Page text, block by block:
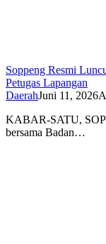
Soppeng Resmi
Petugas Lapangan
DaerahJuni 11, 2026
KABAR-SATU,
bersama Badan…